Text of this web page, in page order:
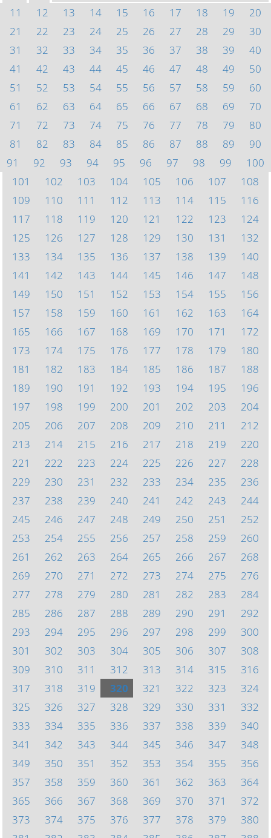
11
12 13 14 15 16 17 18 19
20
21
22 23 24 25 26 27 28 29
30
31
32 33 34 35 36 37 38 39
40
41
42 43 44 45 46 47 48 49
50
51
52 53 54 55 56 57 58 59
60
61
62 63 64 65 66 67 68 69
70
71
72 73 74 75 76 77 78 79
80
81
82 83 84 85 86 87 88 89
90
91
92 93 94 95 96 97 98 99
100
101
102 103 104 105 106 107
108
109
110 111 112 113 114 115
116
117
118 119 120 121 122 123
124
125
126 127 128 129 130 131
132
133
134 135 136 137 138 139
140
141
142 143 144 145 146 147
148
149
150 151 152 153 154 155
156
157
158 159 160 161 162 163
164
165
166 167 168 169 170 171
172
173
174 175 176 177 178 179
180
181
182 183 184 185 186 187
188
189
190 191 192 193 194 195
196
197
198 199 200 201 202 203
204
205
206 207 208 209 210 211
212
213
214 215 216 217 218 219
220
221
222 223 224 225 226 227
228
229
230 231 232 233 234 235
236
237
238 239 240 241 242 243
244
245
246 247 248 249 250 251
252
253
254 255 256 257 258 259
260
261
262 263 264 265 266 267
268
269
270 271 272 273 274 275
276
277
278 279 280 281 282 283
284
285
286 287 288 289 290 291
292
293
294 295 296 297 298 299
300
301
302 303 304 305 306 307
308
309
310 311 312 313 314 315
316
317
318 319 320 321 322 323
324
325
326 327 328 329 330 331
332
333
334 335 336 337 338 339
340
341
342 343 344 345 346 347
348
349
350 351 352 353 354 355
356
357
358 359 360 361 362 363
364
365
366 367 368 369 370 371
372
373
374 375 376 377 378 379
380